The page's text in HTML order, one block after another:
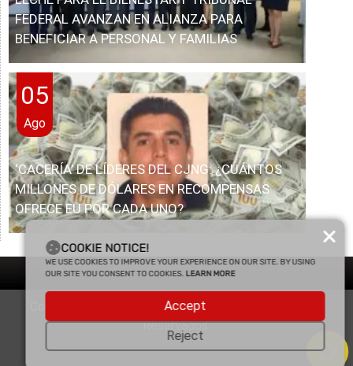
FEDERAL AVANZAN EN ALIANZA PARA
BENEFICIAR A PERSONAL Y FAMILIAS
05
Ago
‘CACERÍA’ DE LÍDERES DEL CJNG: ¿CUÁNTOS
MILLONES DE DÓLARES EN RECOMPENSAS
OFRECE EU POR CADA UNO?
Copyright © 2025 Enfasis Comunicaciones. Derechos
Reservados.
COOKIE NOTICE!
WE USE COOKIES TO IMPROVE YOUR EXPERIENCE ON OUR SITE. BY USING
OUR SITE YOU CONSENT TO COOKIES. LEARN MORE
Accept
Reject